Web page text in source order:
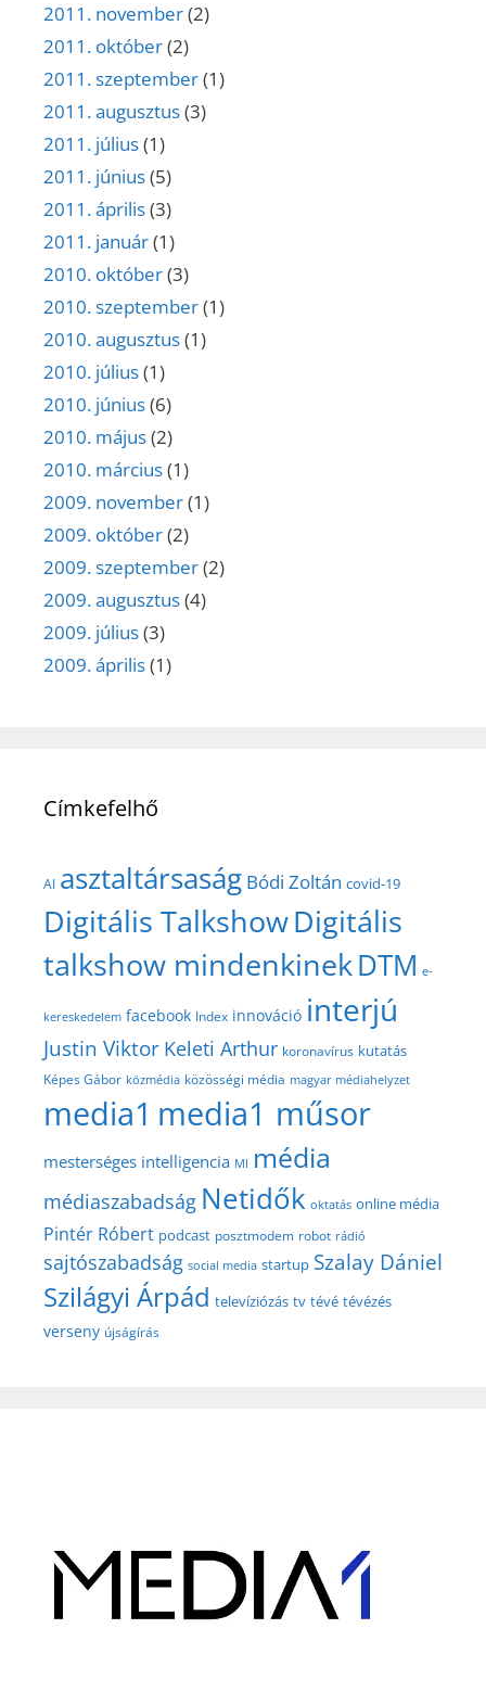
2011. november(2)
2011. október(2)
2011. szeptember(1)
2011. augusztus(3)
2011. július(1)
2011. június(5)
2011. április(3)
2011. január(1)
2010. október(3)
2010. szeptember(1)
2010. augusztus(1)
2010. július(1)
2010. június(6)
2010. május(2)
2010. március(1)
2009. november(1)
2009. október(2)
2009. szeptember(2)
2009. augusztus(4)
2009. július(3)
2009. április(1)
Címkefelhő
AI asztaltársaság Bódi Zoltán covid-19
Digitális TalkshowDigitális
talkshow mindenkinekDTM e-
kereskedelem facebook Index innováció interjú
Justin Viktor Keleti Arthur koronavírus kutatás
Képes Gábor közmédia közösségi média magyar médiahelyzet
media1 media1 műsor
mesterséges intelligencia MI média
médiaszabadság Netidők oktatás online média
Pintér Róbert podcast posztmodem robot rádió
sajtószabadság social media startup Szalay Dániel
Szilágyi Árpád televíziózás tv tévé tévézés
verseny újságírás